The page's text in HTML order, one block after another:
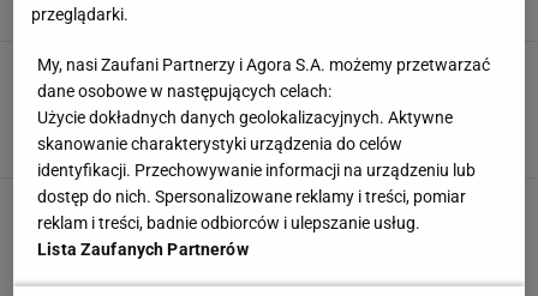
Tyle wynosi emerytura Krzysztofa
Cugowskiego. "Będę musiał śpiewać do
śmierci"
Julia Mistarz, 16 MAJA 2024, 05:00
Piotr Cugowski na początku kariery. Inspirował
się Michałem Wiśniewskim? Spójrzcie na te
włosy
Zuzanna Szeloch,29 KWIETNIA 2024, 16:01
przeglądarki.
My, nasi Zaufani Partnerzy i Agora S.A. możemy przetwarzać
dane osobowe w następujących celach:
Użycie dokładnych danych geolokalizacyjnych. Aktywne
skanowanie charakterystyki urządzenia do celów
identyfikacji. Przechowywanie informacji na urządzeniu lub
dostęp do nich. Spersonalizowane reklamy i treści, pomiar
reklam i treści, badnie odbiorców i ulepszanie usług.
Lista Zaufanych Partnerów